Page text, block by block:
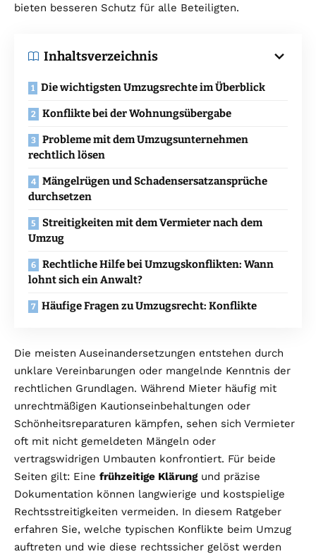
bieten besseren Schutz für alle Beteiligten.
Inhaltsverzeichnis
Die wichtigsten Umzugsrechte im Überblick
Konflikte bei der Wohnungsübergabe
Probleme mit dem Umzugsunternehmen
rechtlich lösen
Mängelrügen und Schadensersatzansprüche
durchsetzen
Streitigkeiten mit dem Vermieter nach dem
Umzug
Rechtliche Hilfe bei Umzugskonflikten: Wann
lohnt sich ein Anwalt?
Häufige Fragen zu Umzugsrecht: Konflikte
Die meisten Auseinandersetzungen entstehen durch
unklare Vereinbarungen oder mangelnde Kenntnis der
rechtlichen Grundlagen. Während Mieter häufig mit
unrechtmäßigen Kautionseinbehaltungen oder
Schönheitsreparaturen kämpfen, sehen sich Vermieter
oft mit nicht gemeldeten Mängeln oder
vertragswidrigen Umbauten konfrontiert. Für beide
Seiten gilt: Eine frühzeitige Klärungund präzise
Dokumentation können langwierige und kostspielige
Rechtsstreitigkeiten vermeiden. In diesem Ratgeber
erfahren Sie, welche typischen Konflikte beim Umzug
auftreten und wie diese rechtssicher gelöst werden